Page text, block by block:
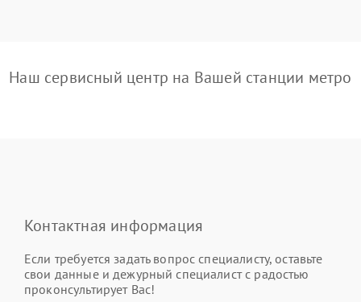
Наш сервисный центр на Вашей станции метро
Контактная информация
Если требуется задать вопрос специалисту, оставьте
свои данные и дежурный специалист с радостью
проконсультирует Вас!